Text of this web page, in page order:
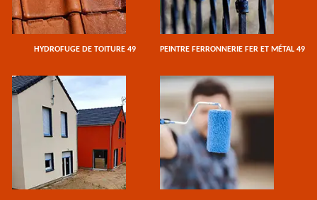
HYDROFUGE DE TOITURE 49 PEINTRE FERRONNERIE FER ET MÉTAL 49